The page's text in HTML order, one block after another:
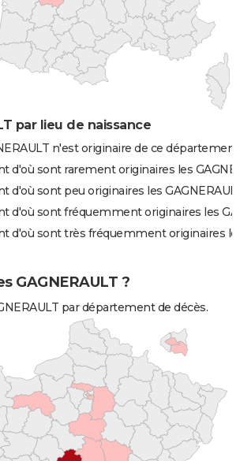
par lieu de naissance
n'est originaire de ce département
d'où sont rarement originaires les
d'où sont peu originaires les
d'où sont fréquemment originaires les
d'où sont très fréquemment originaires
GAGNERAULT ?
par département de décès.